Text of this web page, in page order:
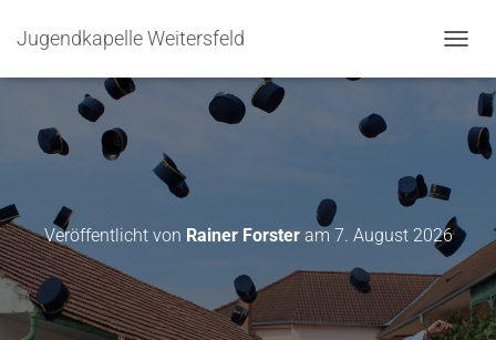
Jugendkapelle Weitersfeld
A
O
N
U
M
S
C
Veröffentlicht von Rainer Forsteram 7. August 2026